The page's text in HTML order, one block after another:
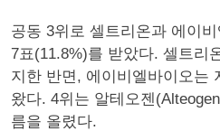
공동 3위로 셀트리온과 에이
7표(11.8%)를 받았다. 셀트리
지한 반면, 에이비엘바이오는
왔다. 4위는 알테오젠
름을 올렸다.